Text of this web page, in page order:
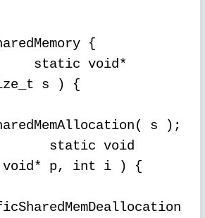
{
static void*
s ) {
s );
static void
void* p, int i ) {